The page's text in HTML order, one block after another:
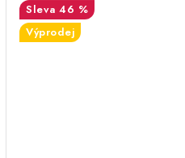
46 %
Výprodej